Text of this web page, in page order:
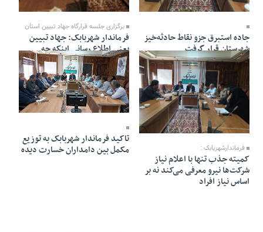
01 Mehr 1402 - 22:51
جاده استبرق جزو نقاط حادثه‌خیز
شهرستان قرار گرفت
30 Shahrivar 1402 - 14:54
برگزاری جلسه قرارگاه جهاد تبیین استان
فرماندار شهربابک: جهاد تبیین
یعنی اطلاع رسانی اینکه چه
کارهایی انجام دادیم،
30 Shahrivar 1402 - 14:49
فرماندارشهربابک :
کمیته جذب تنها با اعلام نیاز
شرکت‌ها نیرو معرفی می‌کند نه بر
اساس نیاز افراد
30 Shahrivar 1402 - 14:46
تاکید فرماندار شهربابک به توزیع
مکمل بین دامداران خسارت دیده